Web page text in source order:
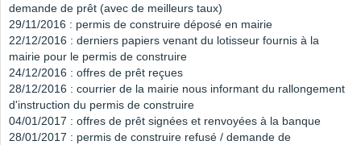
demande de prêt (avec de meilleurs taux)
29/11/2016 : permis de construire déposé en mairie
22/12/2016 : derniers papiers venant du lotisseur fournis à la
mairie pour le permis de construire
24/12/2016 : offres de prêt reçues
28/12/2016 : courrier de la mairie nous informant du rallongement
d'instruction du permis de construire
04/01/2017 : offres de prêt signées et renvoyées à la banque
28/01/2017 : permis de construire refusé / demande de